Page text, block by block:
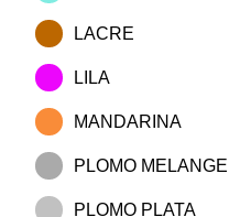
LACRE
LILA
MANDARINA
PLOMO MELANGE
PLOMO PLATA